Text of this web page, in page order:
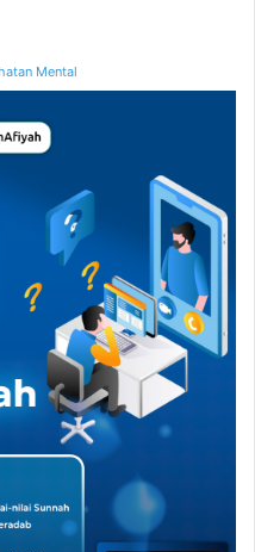
Mental